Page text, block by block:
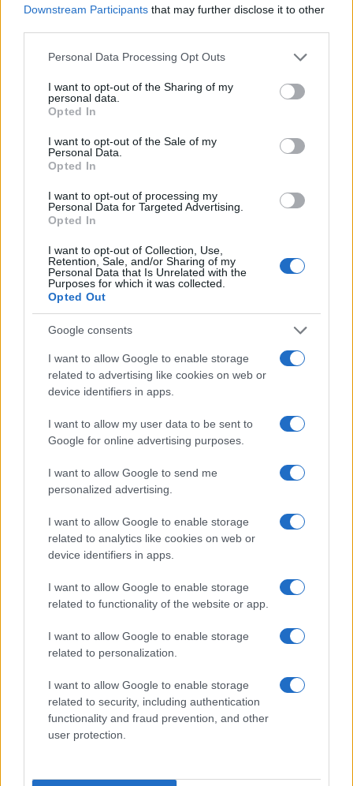
Downstream Participants that may further disclose it to other
Please note that this website/app uses one or more Google
not limited to your visit or usage behaviour. You may click to
grant or deny consent to Google and its third-party tags to
use your data for below specified purposes in below Google
consent section.
Personal Data Processing Opt Outs
I want to opt-out of the Sharing of my
personal data.
Opted In
I want to opt-out of the Sale of my
Personal Data.
Opted In
I want to opt-out of processing my
Personal Data for Targeted Advertising.
Opted In
I want to opt-out of Collection, Use,
Retention, Sale, and/or Sharing of my
Personal Data that Is Unrelated with the
Purposes for which it was collected.
Opted Out
Google consents
I want to allow Google to enable storage
related to advertising like cookies on web or
device identifiers in apps.
I want to allow my user data to be sent to
Google for online advertising purposes.
I want to allow Google to send me
personalized advertising.
I want to allow Google to enable storage
related to analytics like cookies on web or
device identifiers in apps.
I want to allow Google to enable storage
related to functionality of the website or app.
I want to allow Google to enable storage
related to personalization.
I want to allow Google to enable storage
related to security, including authentication
functionality and fraud prevention, and other
user protection.
Nuova legge provinciale pone il benessere
scolastico al centro del sistema educativo
Una rivoluzione nel mondo scolastico: il benessere di studenti,
insegnanti e famiglie diventa legge. Scopri come cambierà la
Roberto Capelli · 5 Ago 2026
EDUCAZIONE E CRESCITA
Integrazione scolastica: sfide e opportunità
La scuola italiana si trova ad affrontare nuove sfide legate
all'integrazione culturale. Scopri come le politiche educative e
i progetti innovativi stanno…